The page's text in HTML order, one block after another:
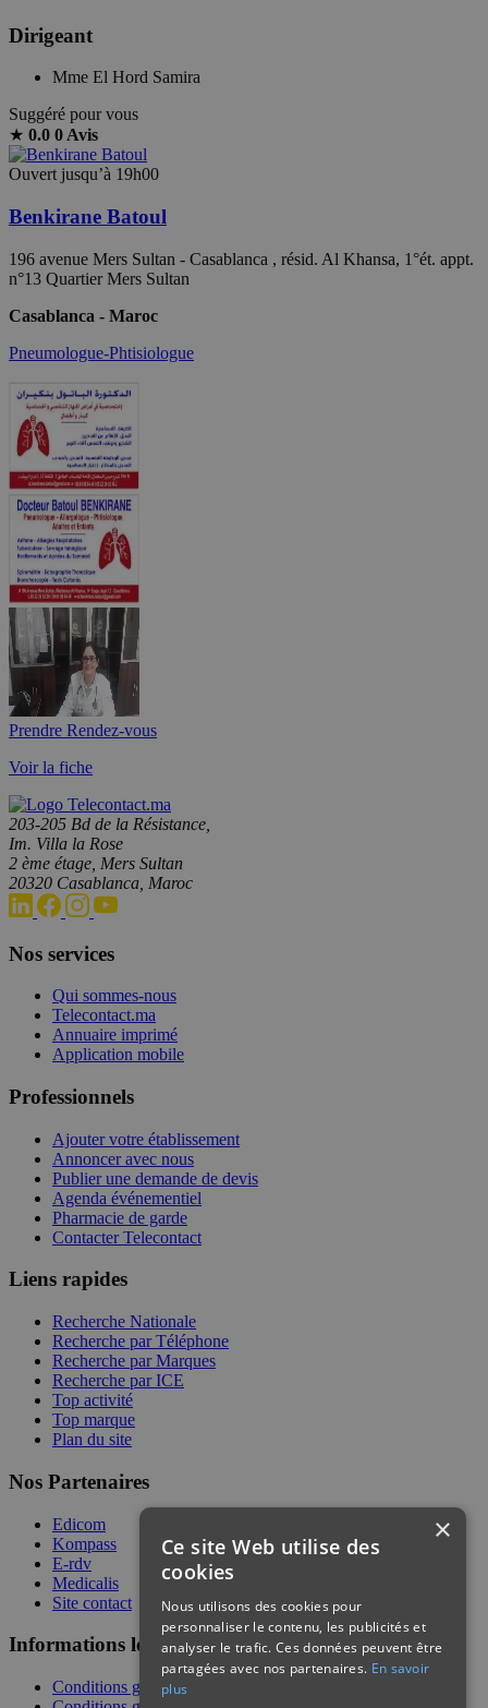
Dirigeant
Mme El Hord Samira
Suggéré pour vous
★ 0.0 0 Avis
Ouvert jusqu’à 19h00
Benkirane Batoul
196 avenue Mers Sultan - Casablanca , résid. Al Khansa, 1°ét. appt.
n°13 Quartier Mers Sultan
Casablanca - Maroc
Pneumologue-Phtisiologue
Prendre Rendez-vous
Voir la fiche
203-205 Bd de la Résistance,
Im. Villa la Rose
2 ème étage, Mers Sultan
20320 Casablanca, Maroc
Nos services
Qui sommes-nous
Telecontact.ma
Annuaire imprimé
Application mobile
Professionnels
Ajouter votre établissement
Annoncer avec nous
Publier une demande de devis
Agenda événementiel
Pharmacie de garde
Contacter Telecontact
Liens rapides
Recherche Nationale
Recherche par Téléphone
Recherche par Marques
Recherche par ICE
Top activité
Top marque
Plan du site
Nos Partenaires
Edicom
Kompass
E-rdv
Medicalis
Site contact
Informations légales
Conditions générales de services
×
Ce site Web utilise des
cookies
Nous utilisons des cookies pour
personnaliser le contenu, les publicités et
analyser le trafic. Ces données peuvent être
partagées avec nos partenaires. En savoir
plus